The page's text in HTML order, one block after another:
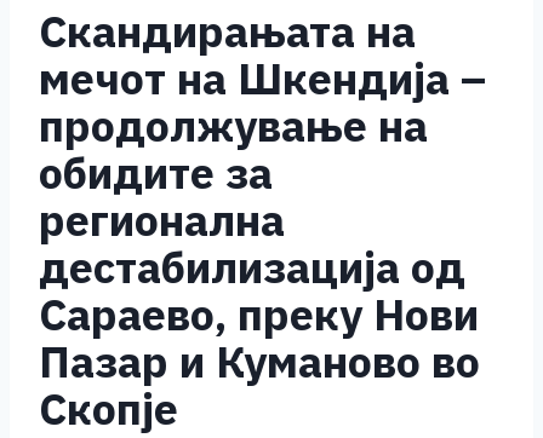
Скандирањата на
мечот на Шкендија –
продолжување на
обидите за
регионална
дестабилизација од
Сараево, преку Нови
Пазар и Куманово во
Скопје